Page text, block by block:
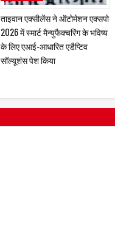
ताइवान एक्सीलेंस ने ऑटोमेशन एक्सपो
2026 में स्मार्ट मैन्युफैक्चरिंग के भविष्य
के लिए एआई-आधारित एडैप्टिव
सॉल्यूशंस पेश किया